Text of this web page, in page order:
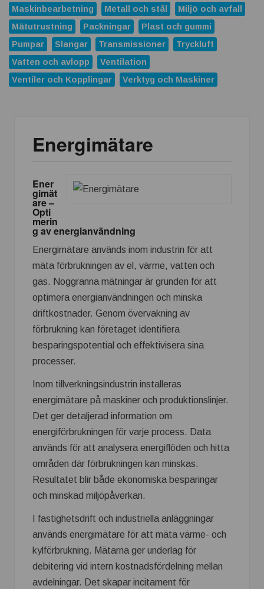
Maskinbearbetning
Metall och stål
Miljö och avfall
Mätutrustning
Packningar
Plast och gummi
Pumpar
Slangar Transmissioner
Tryckluft
Vatten och avlopp
Ventilation
Ventiler och Kopplingar
Verktyg och Maskiner
Energimätare
Ener
gimät
are –
Opti
merin
g av energianvändning
Energimätare används inom industrin för att
mäta förbrukningen av el, värme, vatten och
gas. Noggranna mätningar är grunden för att
optimera energianvändningen och minska
driftkostnader. Genom övervakning av
förbrukning kan företaget identifiera
besparingspotential och effektivisera sina
processer.
Inom tillverkningsindustrin installeras
energimätare på maskiner och produktionslinjer.
Det ger detaljerad information om
energiförbrukningen för varje process. Data
används för att analysera energiflöden och hitta
områden där förbrukningen kan minskas.
Resultatet blir både ekonomiska besparingar
och minskad miljöpåverkan.
I fastighetsdrift och industriella anläggningar
används energimätare för att mäta värme- och
kylförbrukning. Mätarna ger underlag för
debitering vid intern kostnadsfördelning mellan
avdelningar. Det skapar incitament för